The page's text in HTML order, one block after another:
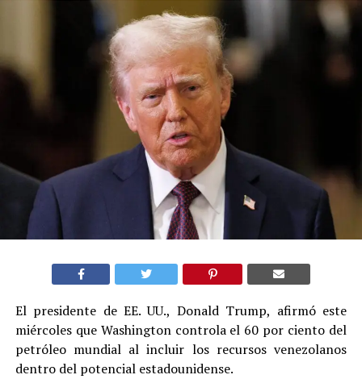
El presidente de EE. UU., Donald Trump, afirmó este
miércoles que Washington controla el 60 por ciento del
petróleo mundial al incluir los recursos venezolanos
dentro del potencial estadounidense.